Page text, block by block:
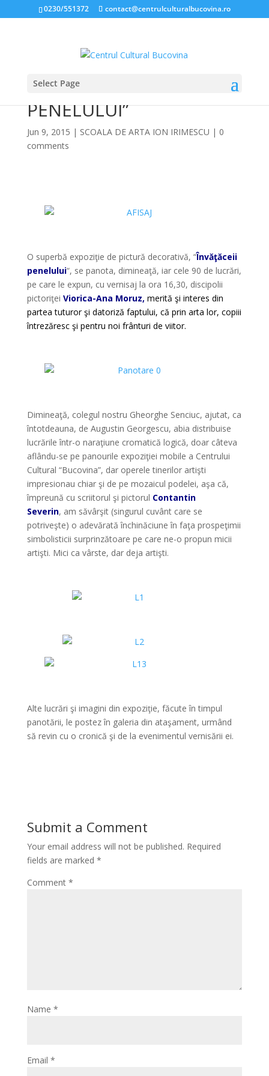
0230/551372 contact@centrulculturalbucovina.ro
Select Page
EXPOZIŢIA “ÎNVĂŢĂCEII
PENELULUI”
Jun 9, 2015 | SCOALA DE ARTA ION IRIMESCU | 0
comments
O superbă expoziţie de pictură decorativă, “Învăţăceii
penelului“, se panota, dimineaţă, iar cele 90 de lucrări,
pe care le expun, cu vernisaj la ora 16,30, discipolii
pictoriţei Viorica-Ana Moruz, merită şi interes din
partea tuturor şi datoriză faptului, că prin arta lor, copiii
întrezăresc şi pentru noi frânturi de viitor.
Dimineaţă, colegul nostru Gheorghe Senciuc, ajutat, ca
întotdeauna, de Augustin Georgescu, abia distribuise
lucrările într-o naraţiune cromatică logică, doar câteva
aflându-se pe panourile expoziţiei mobile a Centrului
Cultural “Bucovina”, dar operele tinerilor artişti
impresionau chiar şi de pe mozaicul podelei, aşa că,
împreună cu scriitorul şi pictorul Contantin
Severin, am săvârşit (singurul cuvânt care se
potriveşte) o adevărată închinăciune în faţa prospeţimii
simbolisticii surprinzătoare pe care ne-o propun micii
artişti. Mici ca vârste, dar deja artişti.
Alte lucrări şi imagini din expoziţie, făcute în timpul
panotării, le postez în galeria din ataşament, urmând
să revin cu o cronică şi de la evenimentul vernisării ei.
Submit a Comment
Your email address will not be published. Required
fields are marked *
Comment *
Name *
Email *